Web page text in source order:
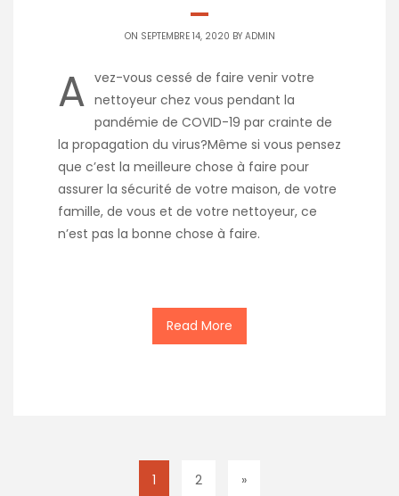
ON SEPTEMBRE 14, 2020 BY ADMIN
A vez-vous cessé de faire venir votre
nettoyeur chez vous pendant la
pandémie de COVID-19 par crainte de
la propagation du virus?Même si vous pensez
que c’est la meilleure chose à faire pour
assurer la sécurité de votre maison, de votre
famille, de vous et de votre nettoyeur, ce
n’est pas la bonne chose à faire.
Read More
1 2 »